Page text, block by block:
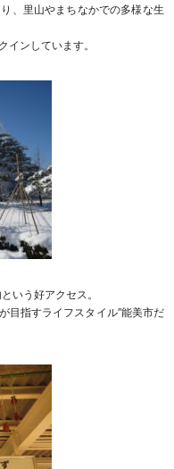
、里山やまちなかでの多様な生
インしています。
いう好アクセス。
目指すライフスタイル″能美市だ